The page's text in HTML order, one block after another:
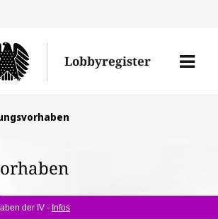
Lobbyregister
Menü
der IV - Infos